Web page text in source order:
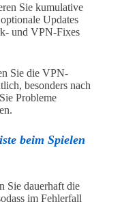
Sie kumulative
Updates
und VPN-Fixes
Sie die VPN-
besonders nach
Probleme
beim Spielen
Sie dauerhaft die
im Fehlerfall